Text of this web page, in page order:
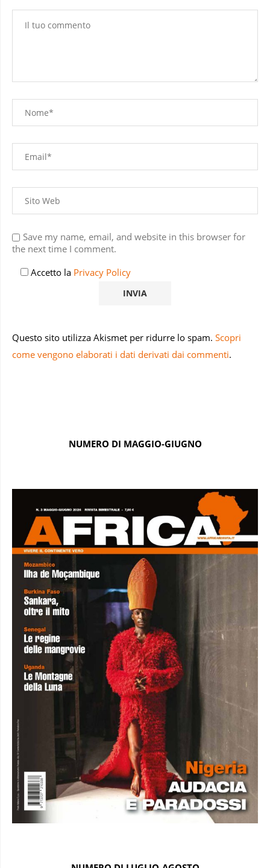
the next time I comment.
come vengono elaborati i dati derivati dai commenti.